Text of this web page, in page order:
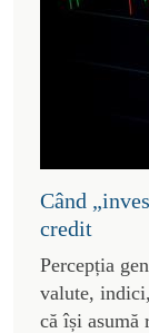
Când
credit
Percepția
valute,
că își